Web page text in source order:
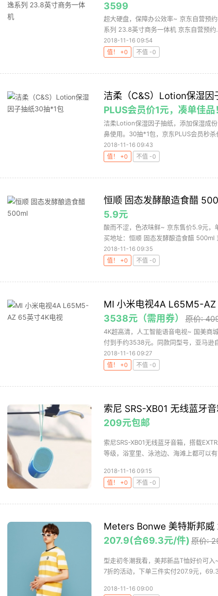
3599
超大硬盘，保障办公效率~ 京东自营预
系列 23.8英寸商务一体机 京东自营预约
2018-11-16 09:54
值！ +0
不值 -0
洁柔（C&S）Lotion保湿
PLUS会员价1元，凑单佳品
洁柔Lotion保湿因子抽纸，添加保湿成
鼻使用。30抽*1包，京东PLUS会员秒杀
2018-11-16 09:43
值！ +0
不值 -0
恒顺 固态发酵酿造食醋
5.9元
酸而不涩，色浓味鲜~ 京东售价5.9元，
买地址：恒顺 固态发酵酿造食醋 500ml
2018-11-16 09:35
值！ +0
不值 -0
MI 小米电视4A L65M5-
3538元（需用券）
原价:
4K超高清，人工智能语音电视~ 国美商
付到手约3538元。同款同型号，亚马逊
2018-11-16 09:27
值！ +0
不值 -0
索尼 SRS-XB01 无线蓝牙
209元包邮
索尼SRS-XB01无线蓝牙音箱，搭载
等级，浴室里、泳池边、海滩上都可以
2018-11-16 09:15
值！ +0
不值 -0
Meters Bonwe 美特斯邦
207.9(合69.3元/件) 原价:
型走初冬潮我看，美邦新品T恤好价可
7折的活动，下单三件实付207.9元，
2018-11-16 09:00